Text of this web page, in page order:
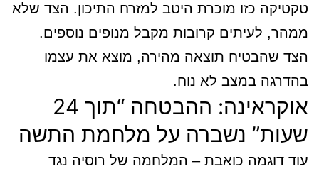
טקטיקה כזו מוכרת היטב למזרח התיכון. הצד שלא
ממהר, לעיתים קרובות מקבל מנופים נוספים.
הצד שהבטיח תוצאה מהירה, מוצא את עצמו
בהדרגה במצב לא נוח.
אוקראינה: ההבטחה “תוך 24
שעות” נשברה על מלחמת התשה
עוד דוגמה כואבת – המלחמה של רוסיה נגד